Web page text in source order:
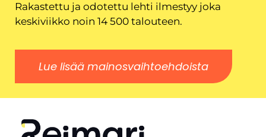
Rakastettu ja odotettu lehti ilmestyy joka
keskiviikko noin 14 500 talouteen.
Lue lisää mainosvaihtoehdoista